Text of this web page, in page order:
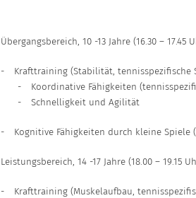
Übergangsbereich, 10 -13 Jahre (16.30 – 17.45
-
Krafttraining (Stabilität, tennisspezifische
-
Koordinative Fähigkeiten
-
Schnelligkeit und Agilität
- Kognitive Fähigkeiten durch kleine
Leistungsbereich, 14 -17 Jahre (18.00 – 19.15
-
Krafttraining (Muskelaufbau,